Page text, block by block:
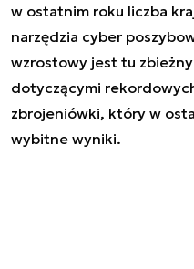
w ostatnim roku liczba
narzędzia cyber
wzrostowy jest tu
dotyczącymi
zbrojeniówki, który w
wybitne wyniki.